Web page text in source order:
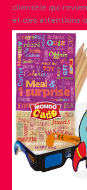
clientèle qui
et des attentions